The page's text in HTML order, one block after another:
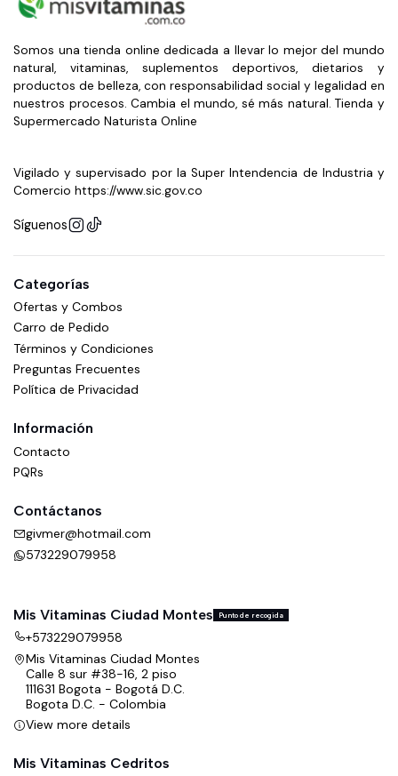
Somos una tienda online dedicada a llevar lo mejor del mundo
natural, vitaminas, suplementos deportivos, dietarios y
productos de belleza, con responsabilidad social y legalidad en
nuestros procesos. Cambia el mundo, sé más natural. Tienda y
Supermercado Naturista Online
Vigilado y supervisado por la Super Intendencia de Industria y
Comercio https://www.sic.gov.co
Síguenos
Categorías
Ofertas y Combos
Carro de Pedido
Términos y Condiciones
Preguntas Frecuentes
Política de Privacidad
Información
Contacto
PQRs
Contáctanos
givmer@hotmail.com
573229079958
Mis Vitaminas Ciudad Montes Punto de recogida
+573229079958
Mis Vitaminas Ciudad Montes
Calle 8 sur #38-16, 2 piso
111631 Bogota - Bogotá D.C.
Bogota D.C. - Colombia
View more details
Mis Vitaminas Cedritos